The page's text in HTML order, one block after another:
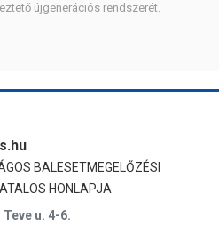
újgenerációs rendszerét.
BALESETMEGELŐZÉSI
HONLAPJA
u. 4-6.